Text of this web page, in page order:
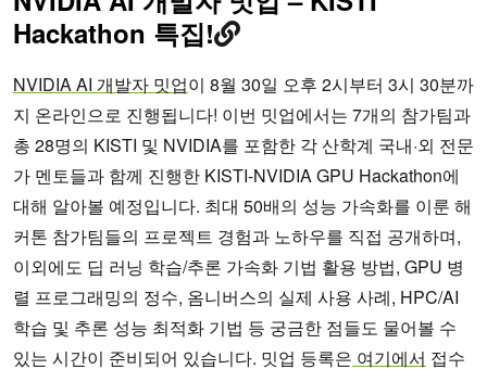
Hackathon 특집!
NVIDIA AI 개발자 밋업이 8월 30일 오후 2시부터 3시 30분까
지 온라인으로 진행됩니다! 이번 밋업에서는 7개의 참가팀과
총 28명의 KISTI 및 NVIDIA를 포함한 각 산학계 국내·외 전문
가 멘토들과 함께 진행한 KISTI-NVIDIA GPU Hackathon에
대해 알아볼 예정입니다. 최대 50배의 성능 가속화를 이룬 해
커톤 참가팀들의 프로젝트 경험과 노하우를 직접 공개하며,
이외에도 딥 러닝 학습/추론 가속화 기법 활용 방법, GPU 병
렬 프로그래밍의 정수, 옴니버스의 실제 사용 사례, HPC/AI
학습 및 추론 성능 최적화 기법 등 궁금한 점들도 물어볼 수
있는 시간이 준비되어 있습니다. 밋업 등록은 여기에서 접수